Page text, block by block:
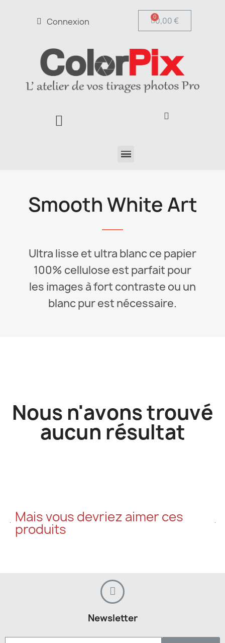
Connexion 0,00 €
Smooth White Art
Ultra lisse et ultra blanc ce papier
100% cellulose est parfait pour
les images à fort contraste ou un
blanc pur est nécessaire.
Nous n'avons trouvé
aucun résultat
Mais vous devriez aimer ces
produits​
Newsletter